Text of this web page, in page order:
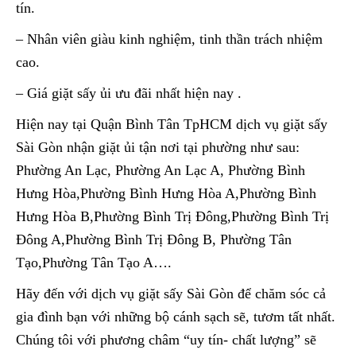
tín.
– Nhân viên giàu kinh nghiệm, tinh thần trách nhiệm
cao.
– Giá giặt sấy ủi ưu đãi nhất hiện nay .
Hiện nay tại Quận Bình Tân TpHCM dịch vụ giặt sấy
Sài Gòn nhận giặt ủi tận nơi tại phường như sau:
Phường An Lạc, Phường An Lạc A, Phường Bình
Hưng Hòa,Phường Bình Hưng Hòa A,Phường Bình
Hưng Hòa B,Phường Bình Trị Đông,Phường Bình Trị
Đông A,Phường Bình Trị Đông B, Phường Tân
Tạo,Phường Tân Tạo A….
Hãy đến với dịch vụ giặt sấy Sài Gòn để chăm sóc cả
gia đình bạn với những bộ cánh sạch sẽ, tươm tất nhất.
Chúng tôi với phương châm “uy tín- chất lượng” sẽ